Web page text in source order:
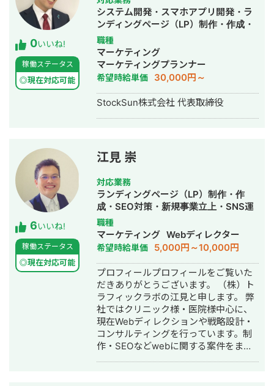
ンサルティング会社を創設し、法人と
してStockSunに参画。
0いいね!
稼働ステータス
◎現在対応可能
システム開発・スマホアプリ開発・ラ
ンディングページ（LP）制作・作成・
Youtubeチャンネル運営代行・立ち上
げ・ECサイト構築・ネットショップ作
成代行・SEO対策・新規事業立上・
SNS運用代行・ホームページ制作・作
成・リスティング広告運用代行・動画
制作・動画編集
職種
マーケティング
マーケティングプランナー
希望時給単価 30,000円～
StockSun株式会社 代表取締役
6いいね!
稼働ステータス
◎現在対応可能
江見 崇
対応業務
ランディングページ（LP）制作・作
成・SEO対策・新規事業立上・SNS運
用代行・記事作成代行・ライティン
グ・翻訳・ホームページ制作・作成・
バナー制作・デザイン・ロゴデザイ
ン・作成・イラスト制作・リスティン
グ広告運用代行
職種
マーケティング Webディレクター
希望時給単価 5,000円～10,000円
プロフィールプロフィールをご覧いた
だきありがとうございます。 （株）ト
ラフィックラボの江見と申します。 弊
社ではクリニック様・医院様中心に、
現在Webディレクションや戦略設計・
コンサルティングを行っています。制
作・SEOなどwebに関する案件をまる